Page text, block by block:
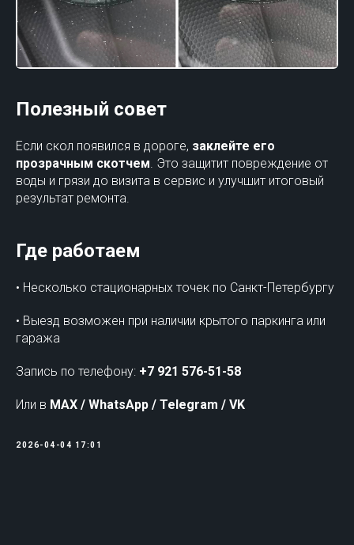
Полезный совет
Если скол появился в дороге, заклейте его
прозрачным скотчем. Это защитит повреждение от
воды и грязи до визита в сервис и улучшит итоговый
результат ремонта.
Где работаем
• Несколько стационарных точек по Санкт-Петербургу
• Выезд возможен при наличии крытого паркинга или
гаража
Запись по телефону: +7 921 576-51-58
Или в MAX / WhatsApp / Telegram / VK
2026-04-04 17:01